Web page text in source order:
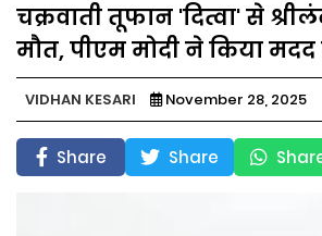
चक्रवाती तूफान 'दित्वा' से
मौत, पीएम मोदी ने किया
VIDHAN KESARI November 28, 2025
Share Share